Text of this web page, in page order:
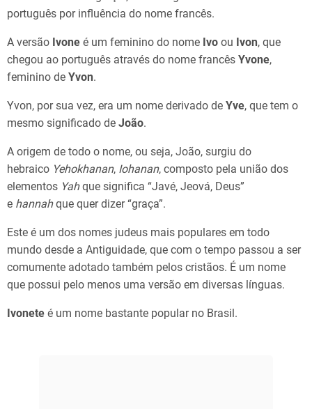
português por influência do nome francês.
A versão Ivone é um feminino do nome Ivo ou Ivon, que
chegou ao português através do nome francês Yvone,
feminino de Yvon.
Yvon, por sua vez, era um nome derivado de Yve, que tem o
mesmo significado de João.
A origem de todo o nome, ou seja, João, ​surgiu do
hebraico Yehokhanan, Iohanan, composto pela união dos
elementos Yahque significa “Javé, Jeová, Deus”
e hannahque quer dizer “graça”.
Este é ​um dos nomes judeus mais populares em todo
mundo desde a Antiguidade, que com o tempo passou a ser
comumente adotado também pelos cristãos. É um nome
que possui pelo menos uma versão em diversas línguas.
Ivonete é um nome bastante popular no Brasil.